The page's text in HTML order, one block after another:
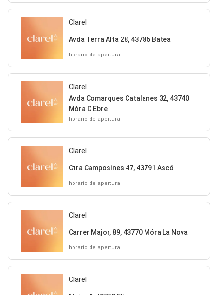
Clarel
Avda Terra Alta 28, 43786 Batea
horario de apertura
Clarel
Avda Comarques Catalanes 32, 43740
Móra D Ebre
horario de apertura
Clarel
Ctra Camposines 47, 43791 Ascó
horario de apertura
Clarel
Carrer Major, 89, 43770 Móra La Nova
horario de apertura
Clarel